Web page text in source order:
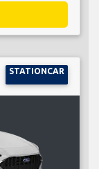
STATIONCAR